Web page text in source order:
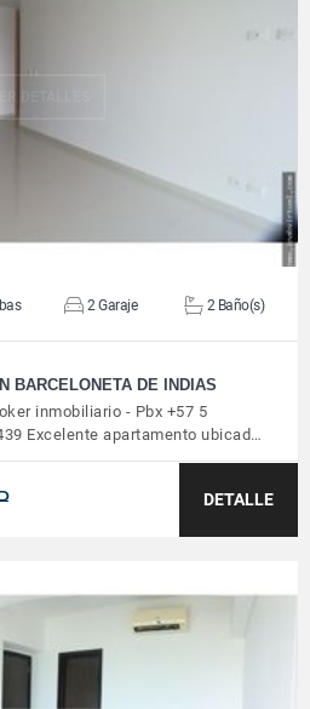
2 Garaje 2 Baño(s)
BARCELONETA DE INDIAS
inmobiliario - Pbx +57 5
Excelente apartamento ubicad…
DETALLE